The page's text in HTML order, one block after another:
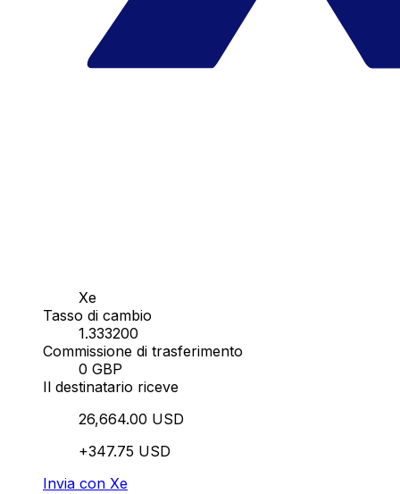
Xe
Tasso di cambio
1.333200
Commissione di trasferimento
0 GBP
Il destinatario riceve
26,664.00 USD
+347.75 USD
Invia con Xe